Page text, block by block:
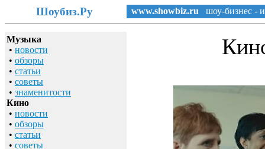
Шоубиз.Ру www.showbiz.ru шоу-бизнес -
Музыка
• новости
• обзоры
• статьи
• советы
• знаменитости
Кино
• новости
• обзоры
• статьи
• советы